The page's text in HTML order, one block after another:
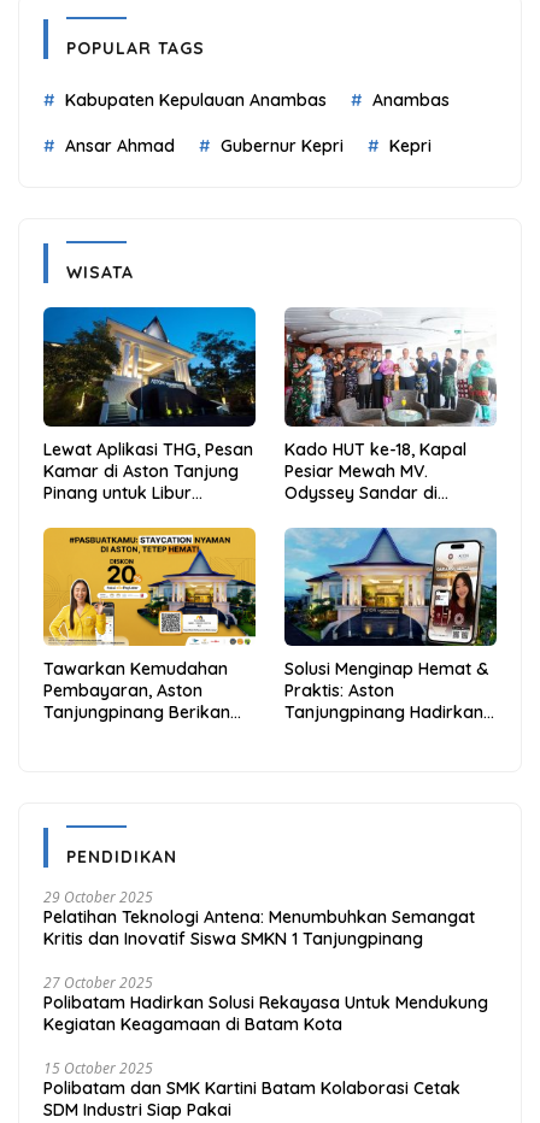
POPULAR TAGS
Kabupaten Kepulauan Anambas Anambas
Ansar Ahmad Gubernur Kepri Kepri
WISATA
Lewat Aplikasi THG, Pesan
Kamar di Aston Tanjung
Pinang untuk Libur
dan Hemat
Kado HUT ke-18, Kapal
Pesiar Mewah MV.
Odyssey Sandar di
Anambas Siap Mendunia
Tawarkan Kemudahan
Pembayaran, Aston
Tanjungpinang Berikan
Solusi Menginap Hemat &
Praktis: Aston
Tanjungpinang Hadirkan
PENDIDIKAN
29 October 2025
Pelatihan Teknologi Antena: Menumbuhkan Semangat
Kritis dan Inovatif Siswa SMKN 1 Tanjungpinang
27 October 2025
Polibatam Hadirkan Solusi Rekayasa Untuk Mendukung
Kegiatan Keagamaan di Batam Kota
15 October 2025
Polibatam dan SMK Kartini Batam Kolaborasi Cetak
SDM Industri Siap Pakai